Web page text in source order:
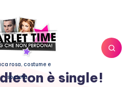
rosa, costume e
società
è single!